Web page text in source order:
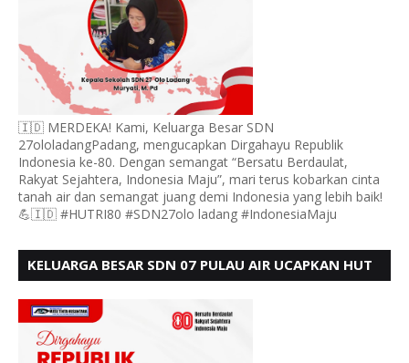
🇮🇩 MERDEKA! Kami, Keluarga Besar SDN
27ololadangPadang, mengucapkan Dirgahayu Republik
Indonesia ke-80. Dengan semangat “Bersatu Berdaulat,
Rakyat Sejahtera, Indonesia Maju”, mari terus kobarkan cinta
tanah air dan semangat juang demi Indonesia yang lebih baik!
💪🇮🇩 #HUTRI80 #SDN27olo ladang #IndonesiaMaju
KELUARGA BESAR SDN 07 PULAU AIR UCAPKAN HUT